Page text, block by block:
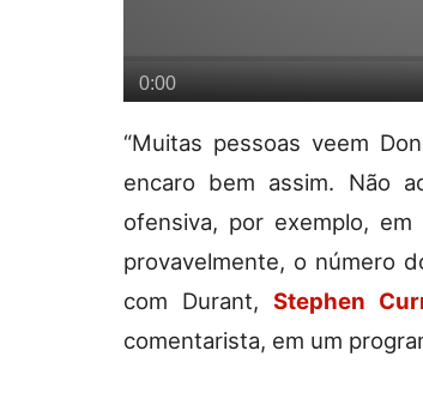
“Muitas pessoas veem
encaro bem assim. Não
ofensiva, por exemplo,
provavelmente, o número
com Durant, Stephen
comentarista, em um